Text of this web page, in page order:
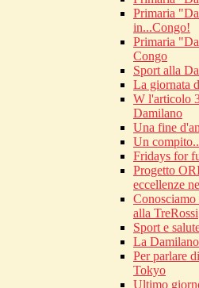
Primaria
in...Congo!
Primaria
Congo
Sport alla
La giornata
W l'articolo
Damilano
Una fine
Un
Fridays for
Progetto
eccellenze
alla TreRossi
Sport e
La
Per parlare
Tokyo
Ultimo